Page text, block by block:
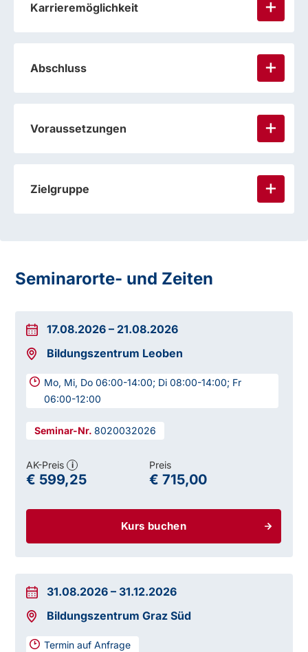
Karrieremöglichkeit
Abschluss
Voraussetzungen
Zielgruppe
Seminarorte- und Zeiten
17.08.2026 – 21.08.2026
Bildungszentrum Leoben
Mo, Mi, Do 06:00-14:00; Di 08:00-14:00; Fr
06:00-12:00
8020032026
Kurs buchen
AK-Preis i
€ 599,25
Preis
€ 715,00
31.08.2026 – 31.12.2026
Bildungszentrum Graz Süd
Termin auf Anfrage